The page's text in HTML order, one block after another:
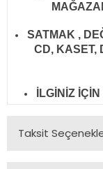
SATMAK ,
CD, KASET,
İLGİNİZ
Taksit